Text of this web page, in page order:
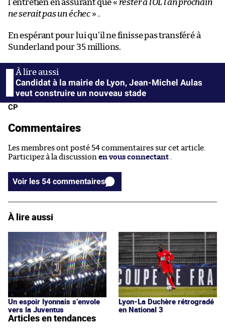
l’entretien en assurant que « rester à l’OL l’an prochain
ne serait pas un échec » .
En espérant pour lui qu’il ne finisse pas transféré à
Sunderland pour 35 millions.
Candidat à la mairie de Lyon, Jean-Michel Aulas
veut construire un nouveau stade
CP
Commentaires
Les membres ont posté 54 commentaires sur cet article.
Participez à la discussion en vous connectant .
Voir les 54 commentaires
À lire aussi
Un espoir lyonnais s’envole
vers la Juventus
Lyon-La Duchère rétrogradé
en National 3
Articles en tendances